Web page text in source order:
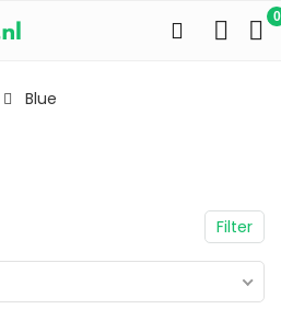
0
Blue
Filter